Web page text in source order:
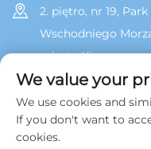
2. piętro, nr 19,
Wschodniego
miasto Xiamen
We value your
We use cookies and
If you don't want to
cookies.